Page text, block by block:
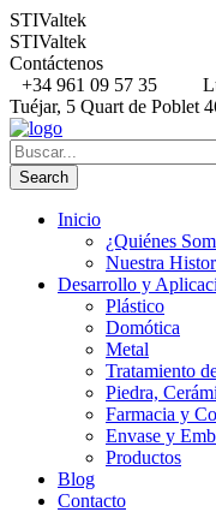
STIValtek
STIValtek
Contáctenos
+34 961 09 57 35
Tuéjar, 5 Quart de Poblet
Inicio
¿Quiénes
Nuestra
Desarrollo y
Plástico
Domótica
Metal
Tratamiento
Piedra,
Farmacia y
Envase y
Productos
Blog
Contacto